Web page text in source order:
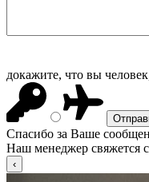
докажите, что вы
Спасибо за Ваше
Наш менеджер свяжется